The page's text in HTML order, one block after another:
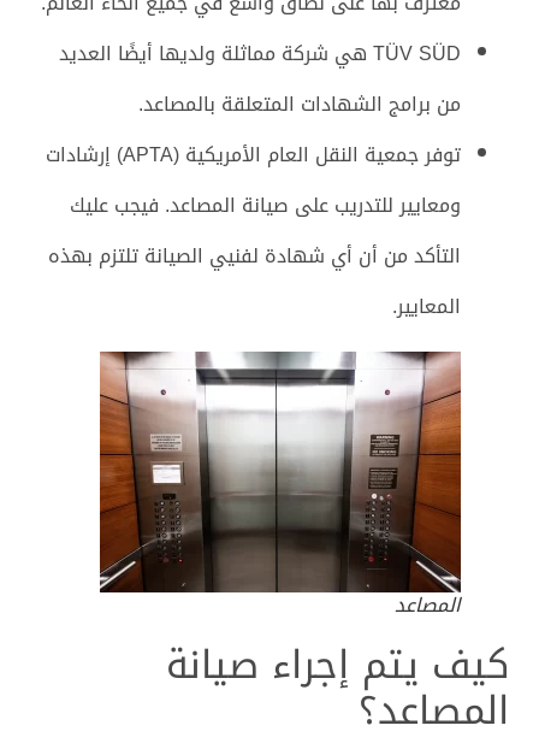
TÜV SÜD هي شركة مماثلة ولديها أيضًا العديد
من برامج الشهادات المتعلقة بالمصاعد.
توفر جمعية النقل العام الأمريكية (APTA) إرشادات
ومعايير للتدريب على صيانة المصاعد. فيجب عليك
التأكد من أن أي شهادة لفنيي الصيانة تلتزم بهذه
المعايير.
المصاعد
كيف يتم إجراء صيانة
المصاعد؟